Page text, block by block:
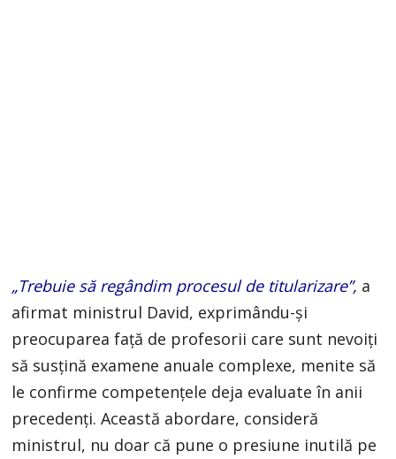
„Trebuie să regândim procesul de titularizare”, a
afirmat ministrul David, exprimându-și
preocuparea față de profesorii care sunt nevoiți
să susțină examene anuale complexe, menite să
le confirme competențele deja evaluate în anii
precedenți. Această abordare, consideră
ministrul, nu doar că pune o presiune inutilă pe